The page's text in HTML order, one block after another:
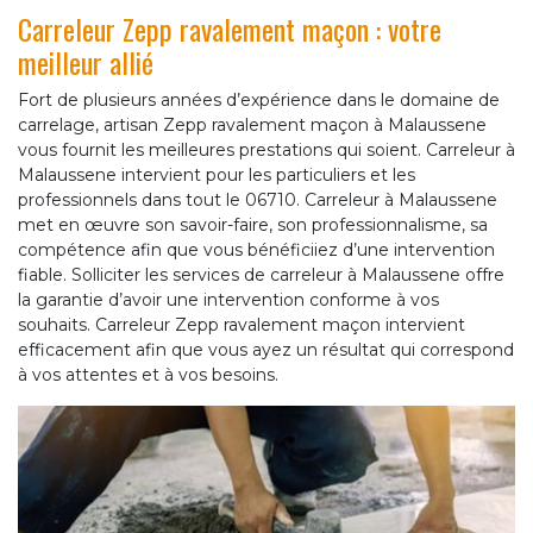
Carreleur Zepp ravalement maçon : votre
meilleur allié
Fort de plusieurs années d’expérience dans le domaine de
carrelage, artisan Zepp ravalement maçon à Malaussene
vous fournit les meilleures prestations qui soient. Carreleur à
Malaussene intervient pour les particuliers et les
professionnels dans tout le 06710. Carreleur à Malaussene
met en œuvre son savoir-faire, son professionnalisme, sa
compétence afin que vous bénéficiiez d’une intervention
fiable. Solliciter les services de carreleur à Malaussene offre
la garantie d’avoir une intervention conforme à vos
souhaits. Carreleur Zepp ravalement maçon intervient
efficacement afin que vous ayez un résultat qui correspond
à vos attentes et à vos besoins.